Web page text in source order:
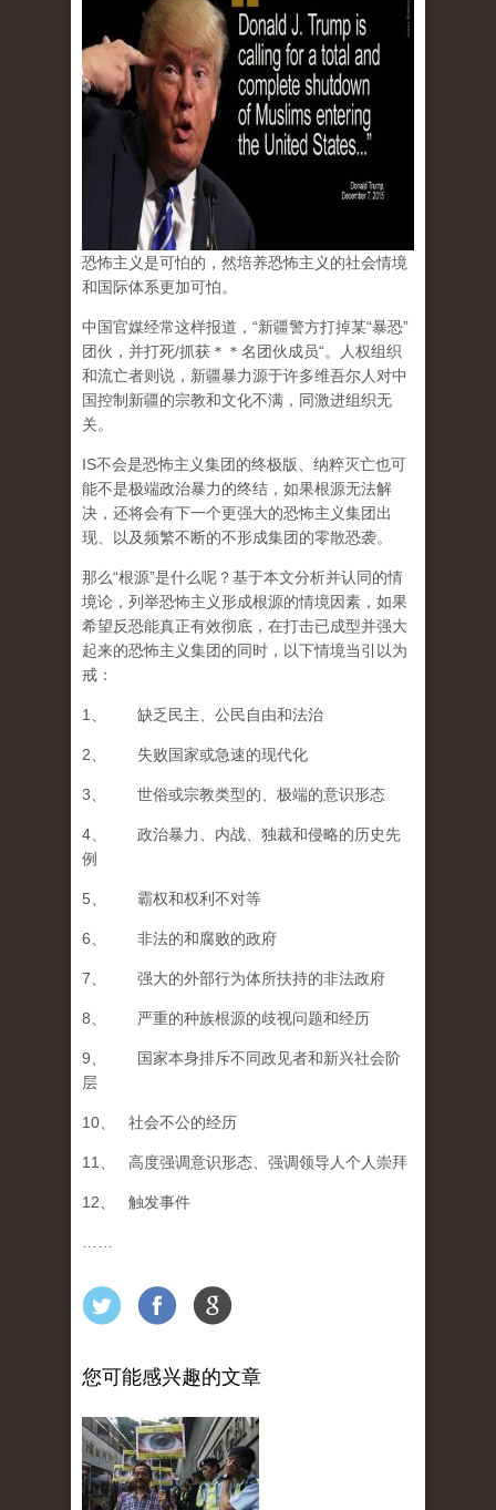
恐怖主义是可怕的，然培养恐怖主义的社会情境
和国际体系更加可怕。
中国官媒经常这样报道，“新疆警方打掉某“暴恐”
团伙，并打死/抓获＊＊名团伙成员“。人权组织
和流亡者则说，新疆暴力源于许多维吾尔人对中
国控制新疆的宗教和文化不满，同激进组织无
关。
IS不会是恐怖主义集团的终极版、纳粹灭亡也可
能不是极端政治暴力的终结，如果根源无法解
决，还将会有下一个更强大的恐怖主义集团出
现、以及频繁不断的不形成集团的零散恐袭。
那么“根源”是什么呢？基于本文分析并认同的情
境论 ，列举恐怖主义形成根源的情境因素 ，如果
希望反恐能真正有效彻底，在打击已成型并强大
起来的恐怖主义集团的同时，以下情境当引以为
戒：
1、 缺乏民主、公民自由和法治
2、 失败国家或急速的现代化
3、 世俗或宗教类型的、极端的意识形态
4、 政治暴力、内战、独裁和侵略的历史先
例
5、 霸权和权利不对等
6、 非法的和腐败的政府
7、 强大的外部行为体所扶持的非法政府
8、 严重的种族根源的歧视问题和经历
9、 国家本身排斥不同政见者和新兴社会阶
层
10、 社会不公的经历
11、 高度强调意识形态、强调领导人个人崇拜
12、 触发事件
您可能感兴趣的文章